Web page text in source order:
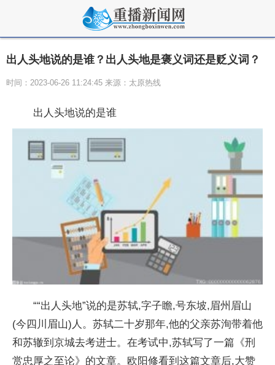
出人头地说的是谁？出人头地是褒义词还是贬义词？
时间：2023-06-26 11:24:45 来源：太原热线
出人头地说的是谁
““出人头地”说的是苏轼,字子瞻,号东坡,眉州眉山
(今四川眉山)人。苏轼二十岁那年,他的父亲苏洵带着他
和苏辙到京城去考进士。在考试中,苏轼写了一篇《刑
赏忠厚之至论》的文章。欧阳修看到这篇文章后,大赞